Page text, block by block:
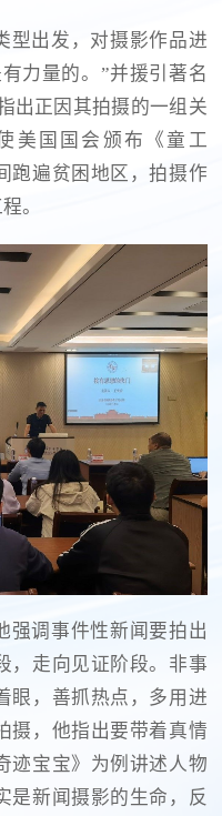
型出发，对摄影作品进
力量的。”并援引著名
出正因其拍摄的一组关
美国国会颁布《童工
跑遍贫困地区，拍摄作
。
强调事件性新闻要拍出
，走向见证阶段。非事
眼，善抓热点，多用进
摄，他指出要带着真情
迹宝宝》为例讲述人物
是新闻摄影的生命，反